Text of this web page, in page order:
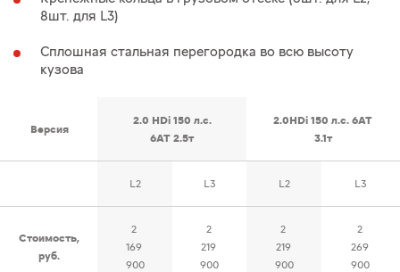
8шт. для L3)
Сплошная стальная перегородка во всю высоту
кузова
Версия
2.0 HDi 150 л.с.
6AT 2.5т
2.0HDi 150 л.с. 6AT
3.1т
L2 L3 L2 L3
Стоимость,
руб.
2
169
900
2
219
900
2
219
900
2
269
900